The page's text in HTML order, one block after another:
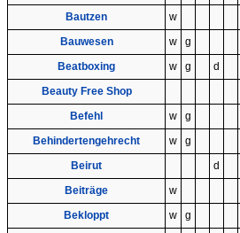
Bautzen
w
Bauwesen
w
g
Beatboxing
w g
d
Beauty Free Shop
Befehl
w
g
Behindertengehrecht
w
g
Beirut
d
Beiträge
w
Bekloppt
w
g